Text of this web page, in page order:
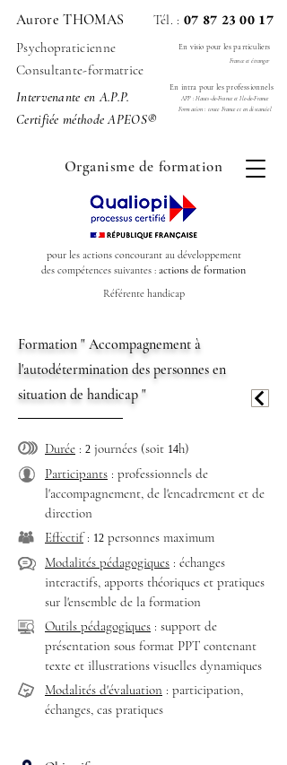
Aurore THOMAS
Psychopraticienne
Consultante-formatrice
Organisme de formation
Référente handicap
pour les actions concourant au développement
des compétences suivantes : actions de formation
Intervenante en A.P.P.
Certifiée méthode APEOS®
En intra pour les professionnels
France et étranger
APP : Hauts-de-France et Ile-de-France
Formation : toute France et en distanciel
Tél. : 07 87 23 00 17
En visio pour les particuliers
Formation " Accompagnement à
l'autodétermination des personnes en
situation de handicap "
Durée : 2 journées (soit 14h)
Participants : professionnels de
l'accompagnement, de l'encadrement et de
direction
Effectif: 12 personnes maximum
Modalités pédagogiques : échanges
interactifs, apports théoriques et pratiques
sur l'ensemble de la formation
Outils pédagogiques : support de
présentation sous format PPT contenant
texte et illustrations visuelles dynamiques
Modalités d'évaluation : participation,
échanges, cas pratiques